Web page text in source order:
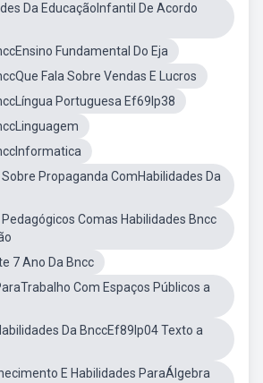
Da EducaçãoInfantil De Acordo
Fundamental Do Eja
Fala Sobre Vendas E Lucros
Portuguesa Ef69lp38
Propaganda ComHabilidades Da
Comas Habilidades Bncc
7 Ano Da Bncc
Com Espaços Públicos a
Da BnccEf89lp04 Texto a
E Habilidades ParaÁlgebra